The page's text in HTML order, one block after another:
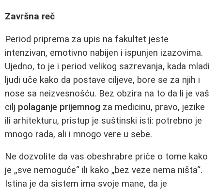
Završna reč
Period priprema za upis na fakultet jeste
intenzivan, emotivno nabijen i ispunjen izazovima.
Ujedno, to je i period velikog sazrevanja, kada mladi
ljudi uče kako da postave ciljeve, bore se za njih i
nose sa neizvesnošću. Bez obzira na to da li je vaš
cilj polaganje prijemnog za medicinu, pravo, jezike
ili arhitekturu, pristup je suštinski isti: potrebno je
mnogo rada, ali i mnogo vere u sebe.
Ne dozvolite da vas obeshrabre priče o tome kako
je „sve nemoguće“ ili kako „bez veze nema ništa“.
Istina je da sistem ima svoje mane, da je